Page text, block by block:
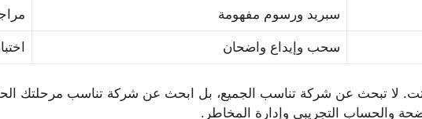
سبريد ورسوم مفهومة
سحب وإيداع واضحان
تبحث عن شركة تناسب الجميع، بل ابحث عن شركة تناسب مرحلتك الحالية.
والحساب التجريبي وإدارة المخاطر.